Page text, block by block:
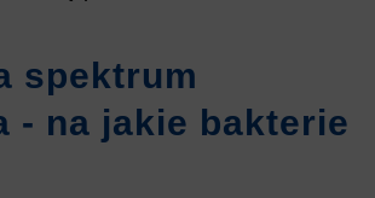
spektrum
- na jakie bakterie